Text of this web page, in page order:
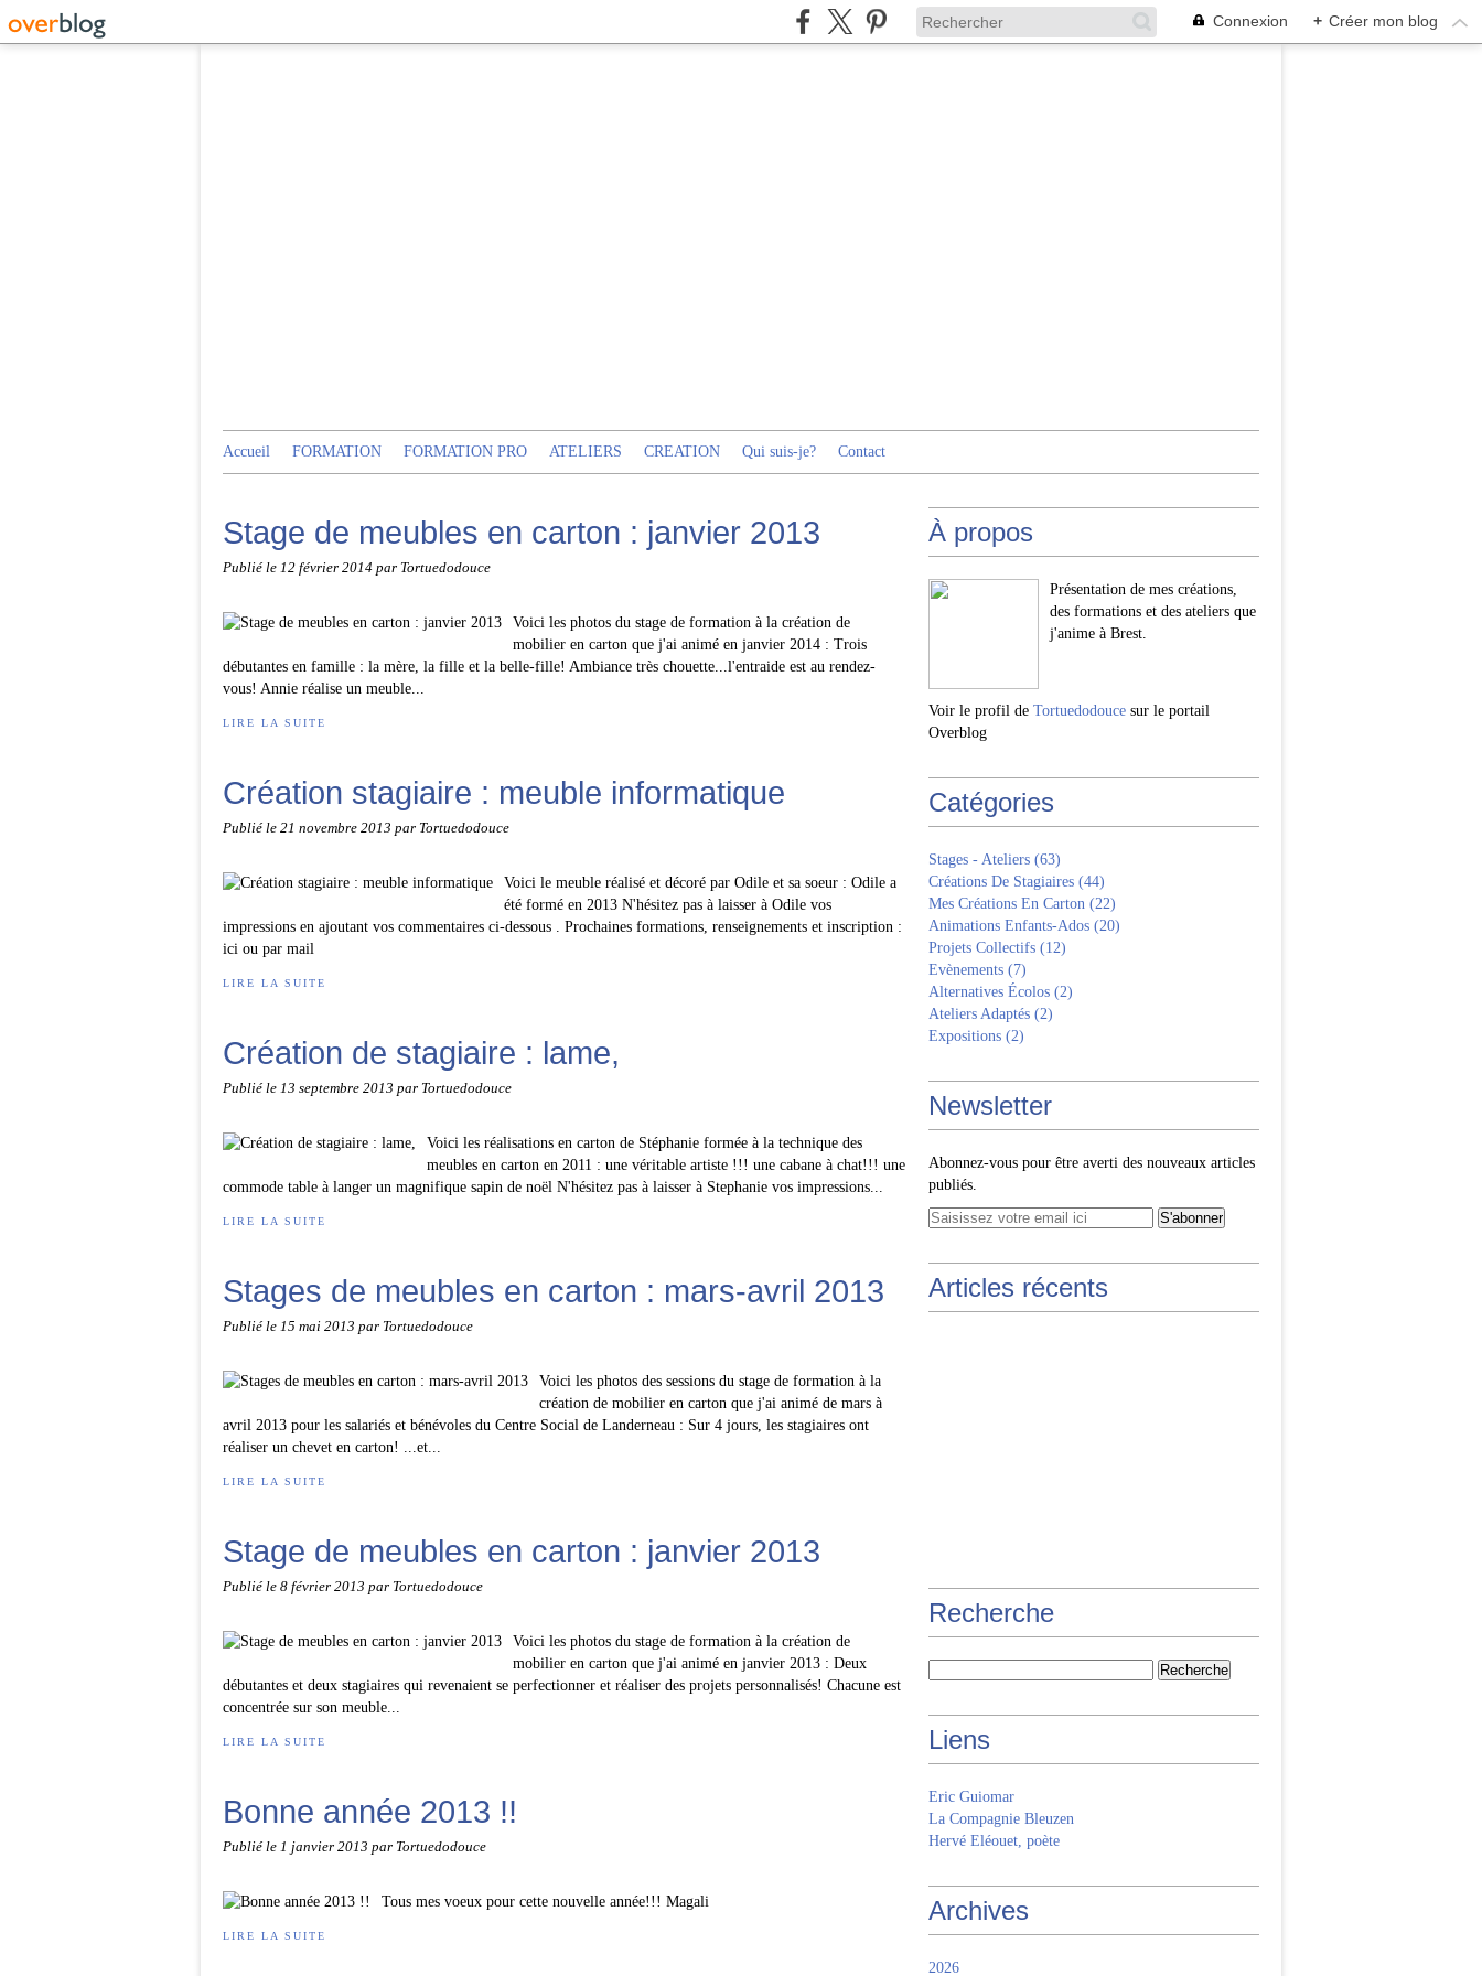
Connexion + Créer mon blog
Accueil FORMATION FORMATION PRO ATELIERS CREATION Qui suis-je? Contact
Stage de meubles en carton : janvier 2013
Publié le 12 février 2014 par Tortuedodouce
Voici les photos du stage de formation à la création de
mobilier en carton que j'ai animé en janvier 2014 : Trois
débutantes en famille : la mère, la fille et la belle-fille! Ambiance très chouette...l'entraide est au rendez-
vous! Annie réalise un meuble...
LIRE LA SUITE
Création stagiaire : meuble informatique
Publié le 21 novembre 2013 par Tortuedodouce
Voici le meuble réalisé et décoré par Odile et sa soeur : Odile a
été formé en 2013 N'hésitez pas à laisser à Odile vos
impressions en ajoutant vos commentaires ci-dessous . Prochaines formations, renseignements et inscription :
ici ou par mail
LIRE LA SUITE
Création de stagiaire : lame,
Publié le 13 septembre 2013 par Tortuedodouce
Voici les réalisations en carton de Stéphanie formée à la technique des
meubles en carton en 2011 : une véritable artiste !!! une cabane à chat!!! une
commode table à langer un magnifique sapin de noël N'hésitez pas à laisser à Stephanie vos impressions...
LIRE LA SUITE
Stages de meubles en carton : mars-avril 2013
Publié le 15 mai 2013 par Tortuedodouce
Voici les photos des sessions du stage de formation à la
création de mobilier en carton que j'ai animé de mars à
avril 2013 pour les salariés et bénévoles du Centre Social de Landerneau : Sur 4 jours, les stagiaires ont
réaliser un chevet en carton! ...et...
LIRE LA SUITE
Stage de meubles en carton : janvier 2013
Publié le 8 février 2013 par Tortuedodouce
Voici les photos du stage de formation à la création de
mobilier en carton que j'ai animé en janvier 2013 : Deux
débutantes et deux stagiaires qui revenaient se perfectionner et réaliser des projets personnalisés! Chacune est
concentrée sur son meuble...
LIRE LA SUITE
Bonne année 2013 !!
Publié le 1 janvier 2013 par Tortuedodouce
Tous mes voeux pour cette nouvelle année!!! Magali
LIRE LA SUITE
À propos
Présentation de mes créations,
des formations et des ateliers que
j'anime à Brest.
Voir le profil de Tortuedodouce sur le portail
Overblog
Catégories
Stages - Ateliers (63)
Créations De Stagiaires (44)
Mes Créations En Carton (22)
Animations Enfants-Ados (20)
Projets Collectifs (12)
Evènements (7)
Alternatives Écolos (2)
Ateliers Adaptés (2)
Expositions (2)
Newsletter
Abonnez-vous pour être averti des nouveaux articles
publiés.
Articles récents
Recherche
Liens
Eric Guiomar
La Compagnie Bleuzen
Hervé Eléouet, poète
Archives
2026